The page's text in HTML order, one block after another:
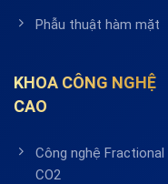
Phẫu thuật hàm mặt
KHOA CÔNG NGHỆ
CAO
Công nghệ Fractional
CO2